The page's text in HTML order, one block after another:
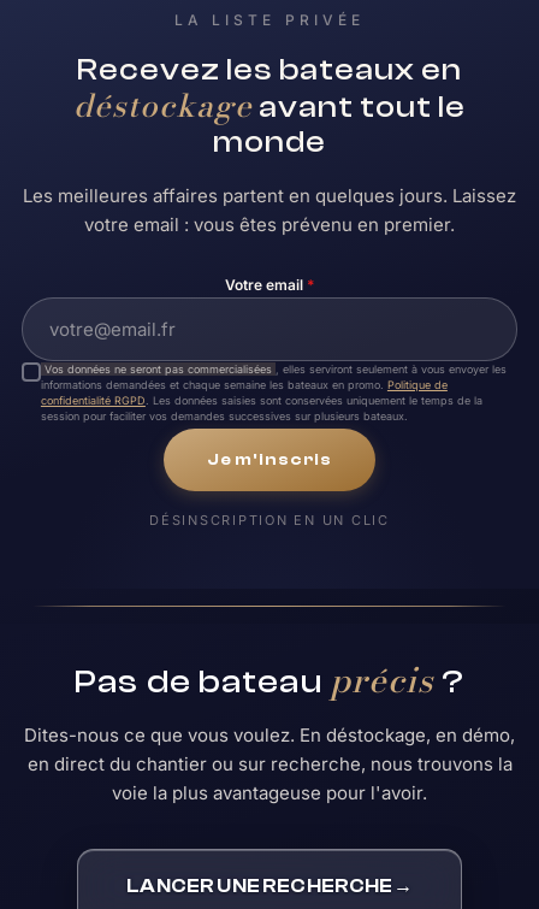
LA LISTE PRIVÉE
Recevez les bateaux en
déstockageavant tout le
monde
Les meilleures affaires partent en quelques jours. Laissez
votre email : vous êtes prévenu en premier.
Votre email *
Vos données ne seront pas commercialisées
, elles serviront seulement à vous envoyer les
informations demandées et chaque semaine les bateaux en promo. Politique de
confidentialité RGPD . Les données saisies sont conservées uniquement le temps de la
session pour faciliter vos demandes successives sur plusieurs bateaux.
Je m'inscris
DÉSINSCRIPTION EN UN CLIC
Pas de bateau précis?
Dites-nous ce que vous voulez. En déstockage, en démo,
en direct du chantier ou sur recherche, nous trouvons la
voie la plus avantageuse pour l'avoir.
LANCER UNE RECHERCHE →